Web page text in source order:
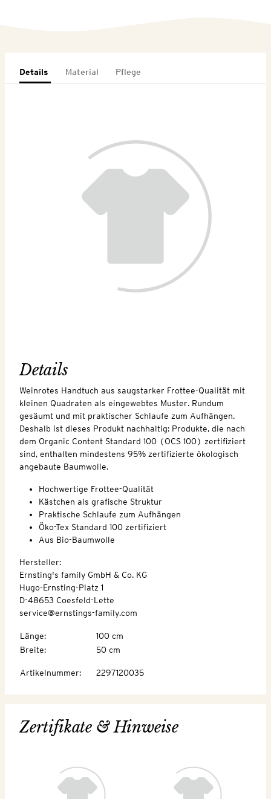
Details Material Pflege
Details
Weinrotes Handtuch aus saugstarker Frottee-Qualität mit
kleinen Quadraten als eingewebtes Muster. Rundum
gesäumt und mit praktischer Schlaufe zum Aufhängen.
Deshalb ist dieses Produkt nachhaltig: Produkte, die nach
dem Organic Content Standard 100 (OCS 100) zertifiziert
sind, enthalten mindestens 95% zertifizierte ökologisch
angebaute Baumwolle.
Hochwertige Frottee-Qualität
Kästchen als grafische Struktur
Praktische Schlaufe zum Aufhängen
Öko-Tex Standard 100 zertifiziert
Aus Bio-Baumwolle
Hersteller:
Ernsting's family GmbH & Co. KG
Hugo-Ernsting-Platz 1
D-48653 Coesfeld-Lette
service@ernstings-family.com
Länge:
100 cm
Breite: 50 cm
Artikelnummer: 2297120035
Zertifikate & Hinweise